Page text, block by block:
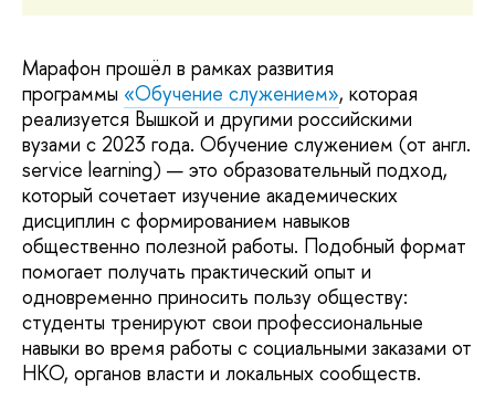
Марафон прошёл в рамках развития
программы «Обучение служением», которая
реализуется Вышкой и другими российскими
вузами с 2023 года. Обучение служением (от англ.
service learning) — это образовательный подход,
который сочетает изучение академических
дисциплин с формированием навыков
общественно полезной работы. Подобный формат
помогает получать практический опыт и
одновременно приносить пользу обществу:
студенты тренируют свои профессиональные
навыки во время работы с социальными заказами от
НКО, органов власти и локальных сообществ.